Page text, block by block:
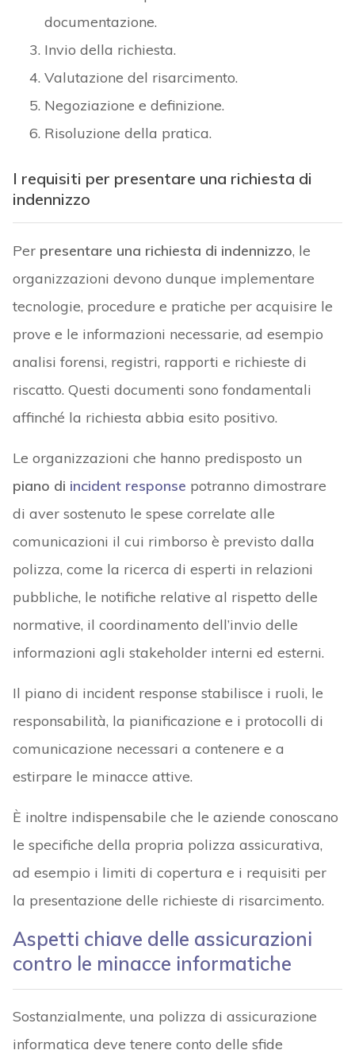
documentazione.
Invio della richiesta.
Valutazione del risarcimento.
Negoziazione e definizione.
Risoluzione della pratica.
I requisiti per presentare una richiesta di
indennizzo
Per presentare una richiesta di indennizzo, le
organizzazioni devono dunque implementare
tecnologie, procedure e pratiche per acquisire le
prove e le informazioni necessarie, ad esempio
analisi forensi, registri, rapporti e richieste di
riscatto. Questi documenti sono fondamentali
affinché la richiesta abbia esito positivo.
Le organizzazioni che hanno predisposto un
piano di incident response potranno dimostrare
di aver sostenuto le spese correlate alle
comunicazioni il cui rimborso è previsto dalla
polizza, come la ricerca di esperti in relazioni
pubbliche, le notifiche relative al rispetto delle
normative, il coordinamento dell’invio delle
informazioni agli stakeholder interni ed esterni.
Il piano di incident response stabilisce i ruoli, le
responsabilità, la pianificazione e i protocolli di
comunicazione necessari a contenere e a
estirpare le minacce attive.
È inoltre indispensabile che le aziende conoscano
le specifiche della propria polizza assicurativa,
ad esempio i limiti di copertura e i requisiti per
la presentazione delle richieste di risarcimento.
Aspetti chiave delle assicurazioni
contro le minacce informatiche
Sostanzialmente, una polizza di assicurazione
informatica deve tenere conto delle sfide